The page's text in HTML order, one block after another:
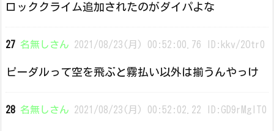
ロッククライム追加されたのがダイパよな
27 名無しさん 2021/08/23(月) 00:52:00.76 ID:kkv/2Otr0
ピーダルって空を飛ぶと霧払い以外は揃うんやっけ
28 名無しさん 2021/08/23(月) 00:52:02.22 ID:GD9rMglT0